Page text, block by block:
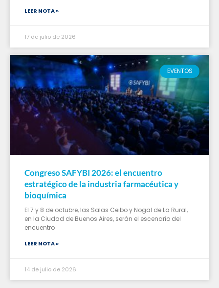
LEER NOTA »
17 de julio de 2026
EVENTOS
Congreso SAFYBI 2026: el encuentro
estratégico de la industria farmacéutica y
bioquímica
El 7 y 8 de octubre, las Salas Ceibo y Nogal de La Rural,
en la Ciudad de Buenos Aires, serán el escenario del
encuentro
LEER NOTA »
14 de julio de 2026